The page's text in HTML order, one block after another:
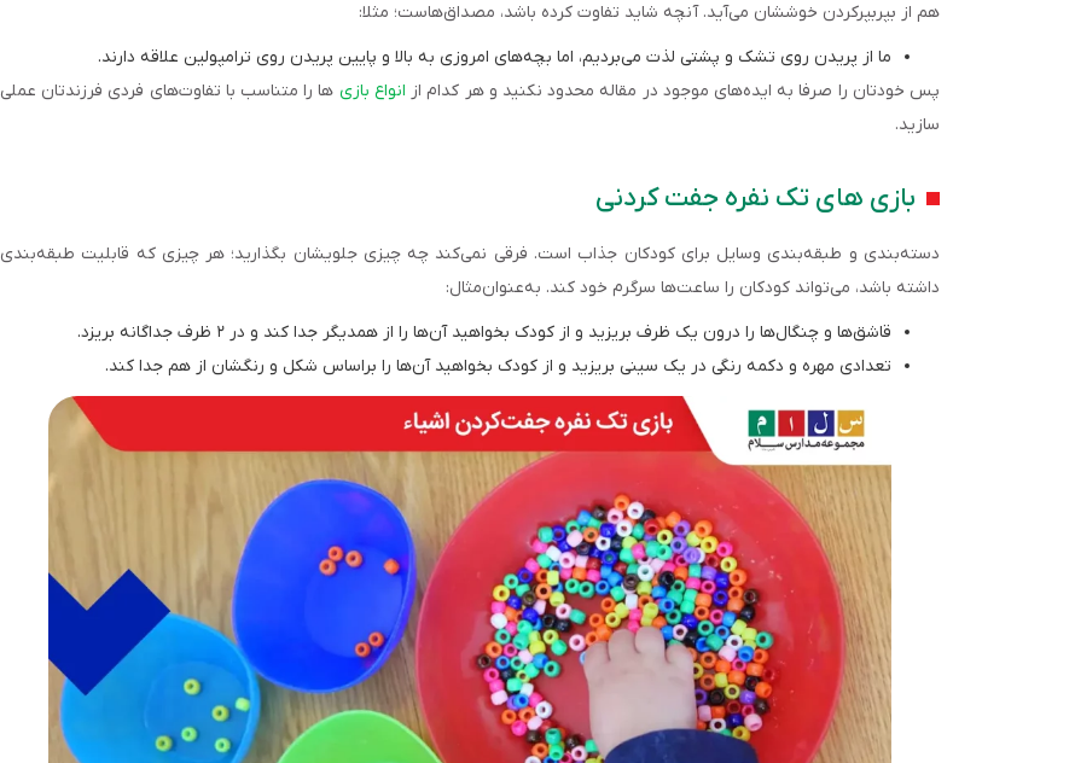
هم از بپربپرکردن خوششان می‌آید. آنچه شاید تفاوت کرده باشد، مصداق‌هاست؛ مثلا:
ما از پریدن روی تشک و پشتی لذت می‌بردیم، اما بچه‌های امروزی به بالا و پایین پریدن روی ترامپولین علاقه دارند.
پس خودتان را صرفا به ایده‌های موجود در مقاله محدود نکنید و هر کدام از انواع بازی‌ ها را متناسب با تفاوت‌های فردی فرزندتان عملی
سازید.
بازی های تک نفره جفت کردنی
دسته‌بندی و طبقه‌بندی وسایل برای کودکان جذاب است. فرقی نمی‌کند چه چیزی جلویشان بگذارید؛ هر چیزی که قابلیت طبقه‌بندی
داشته باشد، می‌تواند کودکان را ساعت‌ها سرگرم خود کند. به‌عنوان‌مثال:
قاشق‌ها و چنگال‌ها را درون یک ظرف بریزید و از کودک بخواهید آن‌ها را از همدیگر جدا کند و در ۲ ظرف جداگانه بریزد.
تعدادی مهره و دکمه رنگی در یک سینی بریزید و از کودک بخواهید آن‌ها را براساس شکل و رنگشان از هم جدا کند.